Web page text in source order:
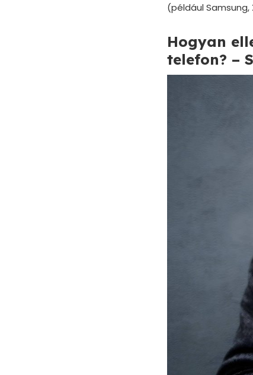
(például Samsung,
Hogyan
telefon? –